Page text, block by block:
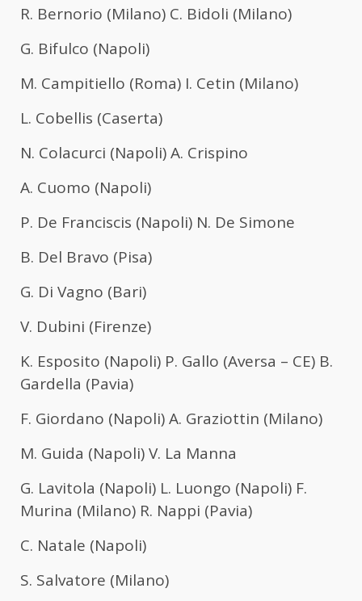
R. Bernorio (Milano) C. Bidoli (Milano)
G. Bifulco (Napoli)
M. Campitiello (Roma) I. Cetin (Milano)
L. Cobellis (Caserta)
N. Colacurci (Napoli) A. Crispino
A. Cuomo (Napoli)
P. De Franciscis (Napoli) N. De Simone
B. Del Bravo (Pisa)
G. Di Vagno (Bari)
V. Dubini (Firenze)
K. Esposito (Napoli) P. Gallo (Aversa – CE) B.
Gardella (Pavia)
F. Giordano (Napoli) A. Graziottin (Milano)
M. Guida (Napoli) V. La Manna
G. Lavitola (Napoli) L. Luongo (Napoli) F.
Murina (Milano) R. Nappi (Pavia)
C. Natale (Napoli)
S. Salvatore (Milano)